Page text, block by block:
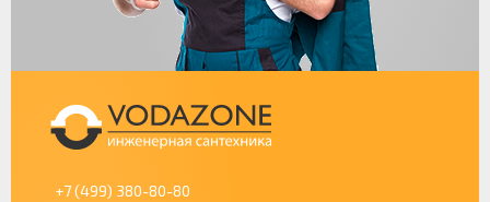
+7 (499) 380-80-80